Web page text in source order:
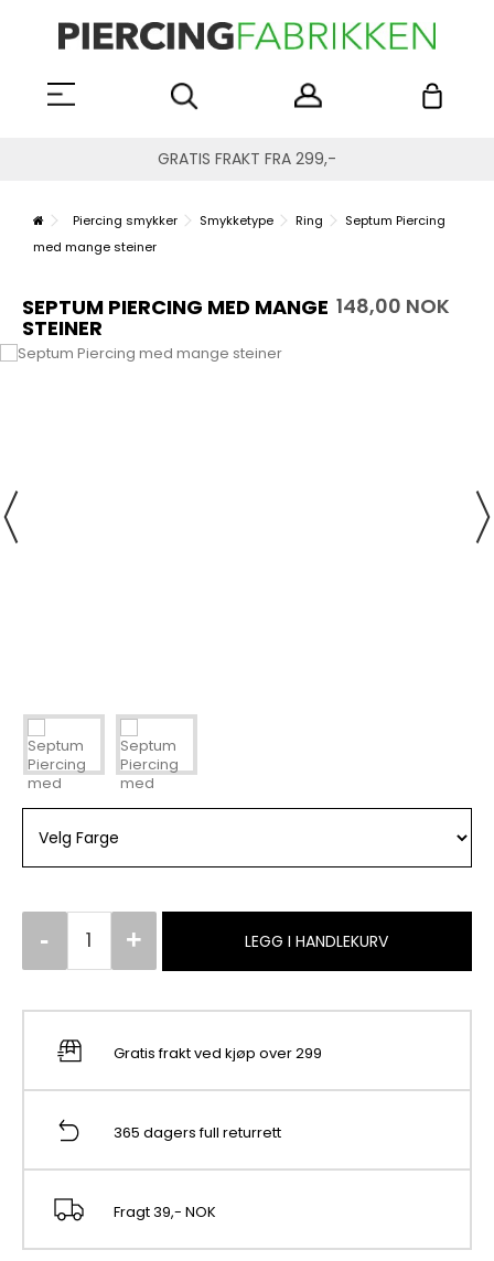
GRATIS FRAKT FRA 299,-
Piercing smykker Smykketype Ring
Septum Piercing
med mange steiner
SEPTUM PIERCING MED MANGE
STEINER
148,00 NOK
LEGG I HANDLEKURV
Gratis frakt ved kjøp over 299
365 dagers full returrett
Fragt 39,- NOK